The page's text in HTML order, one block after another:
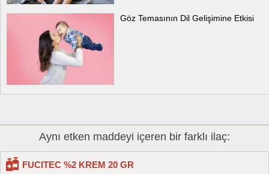
Göz Temasının Dil Gelişimine Etkisi
Aynı etken maddeyi içeren bir farklı ilaç:
FUCITEC %2 KREM 20 GR